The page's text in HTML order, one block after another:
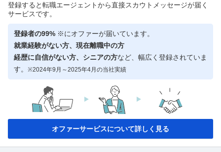
登録すると転職エージェントから直接スカウトメッセージが届く
サービスです。
登録者の99% ※にオファーが届いています。
就業経験がない方、現在離職中の方
経歴に自信がない方、シニアの方など、幅広く登録されていま
す。 ※2024年9月～2025年4月の当社実績
オファーサービスについて詳しく見る